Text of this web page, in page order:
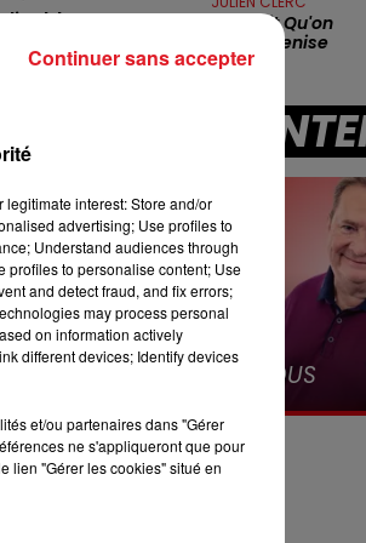
7h00 - 10h00
DEBOUT C'EST
il a fait un
des
tournent
il devrait
d'intégrer
parvenir
Elle Voulait Qu'on
L'appelle Venise
A
12h00 - 13h00
RDL & VOUS
interest: Store and/or
advertising; Use profiles to
Understand audiences through
profiles to personalise content; Use
and detect fraud, and fix errors;
may process personal
on information actively
different devices; Identify devices
et/ou partenaires dans "Gérer
ne s'appliqueront que pour
lien "Gérer les cookies" situé en
Continuer sans accepter